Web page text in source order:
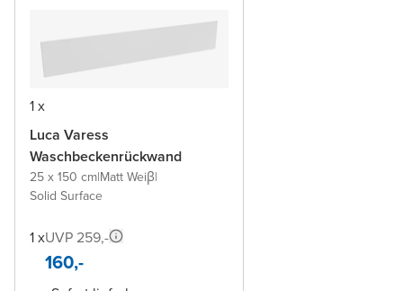
1 x
Luca Varess
Waschbeckenrückwand
25 x 150 cm|Matt Weiβ|
Solid Surface
1 xUVP 259,-
160,-